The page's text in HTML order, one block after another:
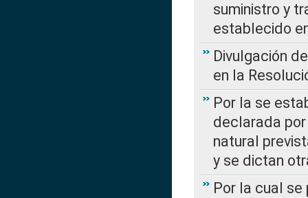
suministro y
establecido
Divulgación
en la
Por la se
declarada
natural
y se dictan
Por la cual